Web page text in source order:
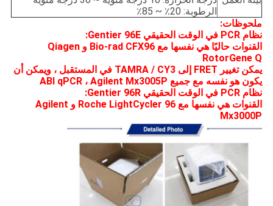
الرطوبة: 20٪ ~ 85٪
ملحوظات:
نظام PCR في الوقت الحقيقي Gentier 96E:
القنوات حاليًا هي نفسها مع Bio-rad CFX96 و Qiagen
RotorGene Q
يمكن تغيير FRET إلى TAMRA / CY3 في المستقبل ، ويمكن أن
يكون هو نفسه مع جميع ABI qPCR ، Agilent Mx3005P
نظام PCR في الوقت الحقيقي Gentier 96R:
القنوات هي نفسها مع Roche LightCycler 96 و Agilent
Mx3000P